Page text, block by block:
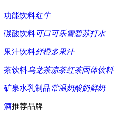
功能饮料红牛
碳酸饮料可口可乐雪碧苏打水
果汁饮料鲜橙多果汁
茶饮料乌龙茶凉茶红茶固体饮料
矿泉水乳制品常温奶酸奶鲜奶
酒推荐品牌